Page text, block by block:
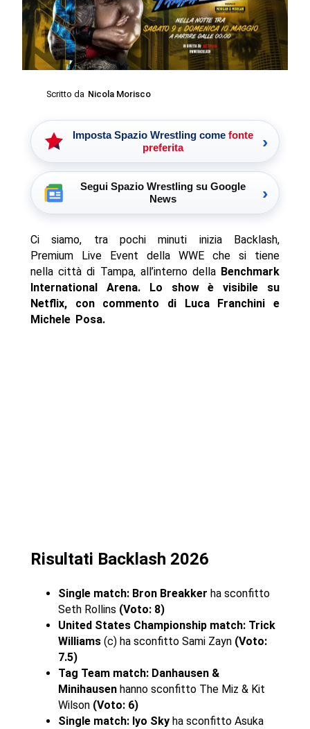
Scritto da Nicola Morisco
Imposta Spazio Wrestling come fonte
preferita
›
Segui Spazio Wrestling su Google
News
›
Ci siamo, tra pochi minuti inizia Backlash,
Premium Live Event della WWE che si tiene
nella città di Tampa, all’interno della Benchmark
International Arena. Lo show è visibile su
Netflix, con commento di Luca Franchini e
Michele Posa.
Risultati Backlash 2026
Single match: Bron Breakker ha sconfitto
Seth Rollins (Voto: 8)
United States Championship match: Trick
Williams (c) ha sconfitto Sami Zayn (Voto:
7.5)
Tag Team match: Danhausen &
Minihausenhanno sconfitto The Miz & Kit
Wilson (Voto: 6)
Single match: Iyo Sky ha sconfitto Asuka